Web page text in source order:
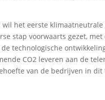
het eerste
stap voorwaarts gezet,
technologische
CO2 leveren aan de
van de bedrijven in